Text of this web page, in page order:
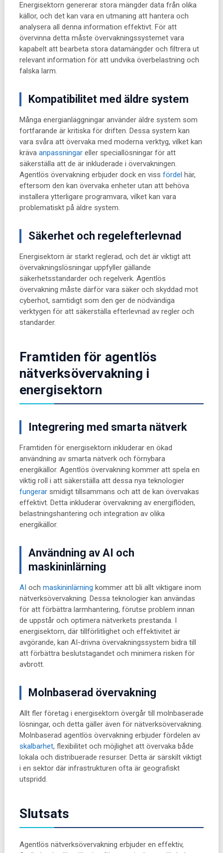
Energisektorn genererar stora mängder data från olika
källor, och det kan vara en utmaning att hantera och
analysera all denna information effektivt. För att
övervinna detta måste övervakningssystemet vara
kapabelt att bearbeta stora datamängder och filtrera ut
relevant information för att undvika överbelastning och
falska larm.
Kompatibilitet med äldre system
Många energianläggningar använder äldre system som
fortfarande är kritiska för driften. Dessa system kan
vara svåra att övervaka med moderna verktyg, vilket kan
kräva anpassningareller speciallösningar för att
säkerställa att de är inkluderade i övervakningen.
Agentlös övervakning erbjuder dock en viss fördel här,
eftersom den kan övervaka enheter utan att behöva
installera ytterligare programvara, vilket kan vara
problematiskt på äldre system.
Säkerhet och regelefterlevnad
Energisektorn är starkt reglerad, och det är viktigt att
övervakningslösningar uppfyller gällande
säkerhetsstandarder och regelverk. Agentlös
övervakning måste därför vara säker och skyddad mot
cyberhot, samtidigt som den ger de nödvändiga
verktygen för att säkerställa efterlevnad av regler och
standarder.
Framtiden för agentlös
nätverksövervakning i
energisektorn
Integrering med smarta nätverk
Framtiden för energisektorn inkluderar en ökad
användning av smarta nätverk och förnybara
energikällor. Agentlös övervakning kommer att spela en
viktig roll i att säkerställa att dessa nya teknologier
fungerarsmidigt tillsammans och att de kan övervakas
effektivt. Detta inkluderar övervakning av energiflöden,
belastningshantering och integration av olika
energikällor.
Användning av AI och
maskininlärning
AI och maskininlärning kommer att bli allt viktigare inom
nätverksövervakning. Dessa teknologier kan användas
för att förbättra larmhantering, förutse problem innan
de uppstår och optimera nätverkets prestanda. I
energisektorn, där tillförlitlighet och effektivitet är
avgörande, kan AI-drivna övervakningssystem bidra till
att förbättra beslutstagandet och minimera risken för
avbrott.
Molnbaserad övervakning
Allt fler företag i energisektorn övergår till molnbaserade
lösningar, och detta gäller även för nätverksövervakning.
Molnbaserad agentlös övervakning erbjuder fördelen av
skalbarhet, flexibilitet och möjlighet att övervaka både
lokala och distribuerade resurser. Detta är särskilt viktigt
i en sektor där infrastrukturen ofta är geografiskt
utspridd.
Slutsats
Agentlös nätverksövervakning erbjuder en effektiv,